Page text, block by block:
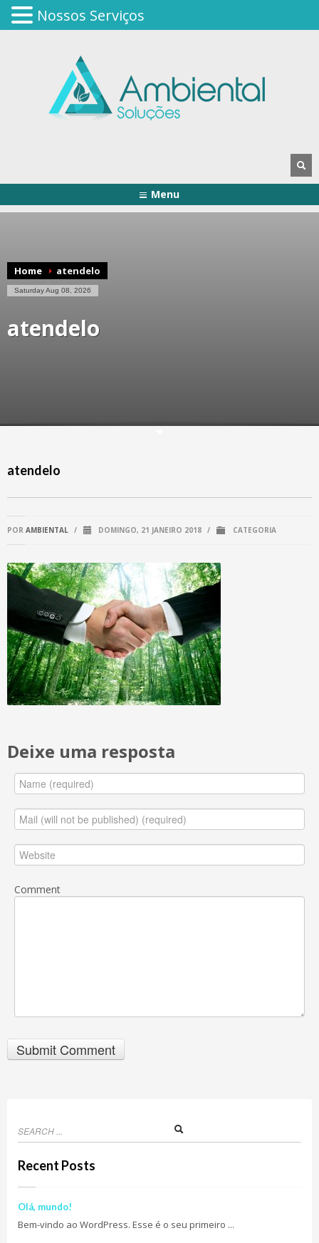
Menu
Home atendelo
Saturday Aug 08, 2026
atendelo
atendelo
POR AMBIENTAL / DOMINGO, 21 JANEIRO 2018 / CATEGORIA
Deixe uma resposta
Comment
Recent Posts
Olá, mundo!
Bem-vindo ao WordPress. Esse é o seu primeiro ...
Nossos Serviços